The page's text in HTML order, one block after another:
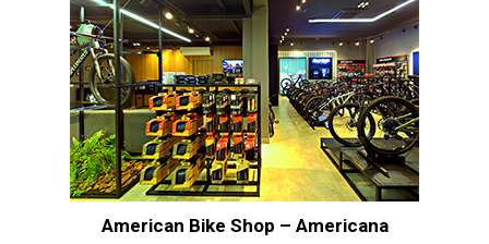
American Bike Shop – Americana